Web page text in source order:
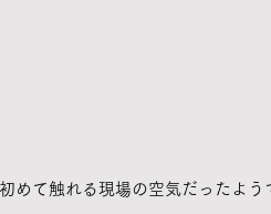
めて触れる現場の空気だったよう